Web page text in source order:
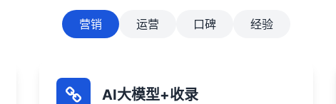
营销 运营 口碑 经验
AI大模型+收录